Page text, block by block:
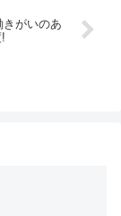
きがいのあ